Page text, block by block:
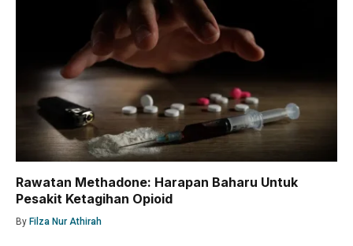
Rawatan Methadone: Harapan Baharu Untuk
Pesakit Ketagihan Opioid
By Filza Nur Athirah